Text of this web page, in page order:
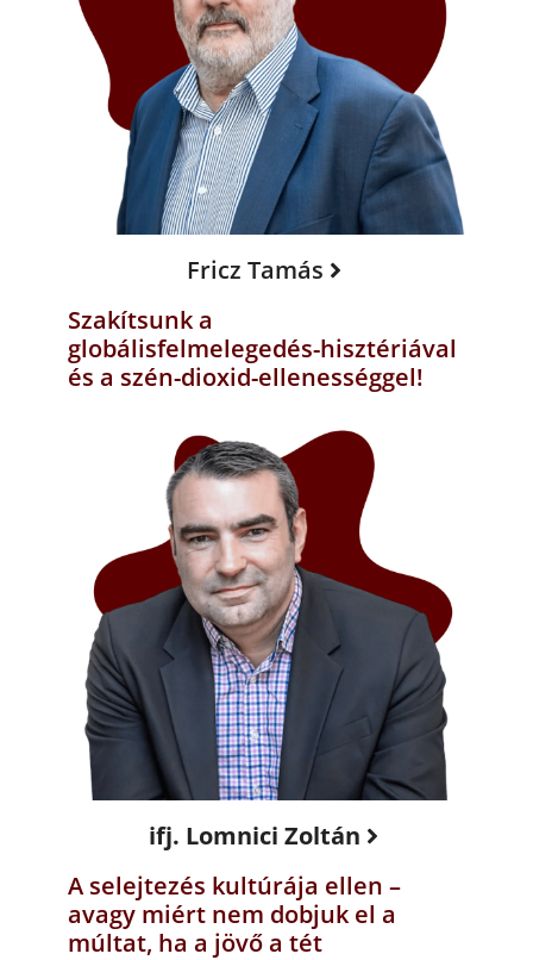
Fricz Tamás
Szakítsunk a
globálisfelmelegedés-hisztériával
és a szén-dioxid-ellenességgel!
ifj. Lomnici Zoltán
A selejtezés kultúrája ellen –
avagy miért nem dobjuk el a
múltat, ha a jövő a tét